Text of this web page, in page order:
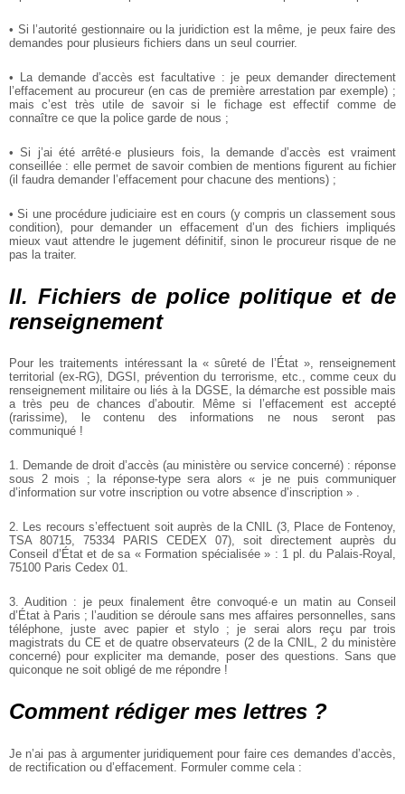
• Si l’autorité gestionnaire ou la juridiction est la même, je peux faire des
demandes pour plusieurs fichiers dans un seul courrier.
• La demande d’accès est facultative : je peux demander directement
l’effacement au procureur (en cas de première arrestation par exemple) ;
mais c’est très utile de savoir si le fichage est effectif comme de
connaître ce que la police garde de nous ;
• Si j’ai été arrêté·e plusieurs fois, la demande d’accès est vraiment
conseillée : elle permet de savoir combien de mentions figurent au fichier
(il faudra demander l’effacement pour chacune des mentions) ;
• Si une procédure judiciaire est en cours (y compris un classement sous
condition), pour demander un effacement d’un des fichiers impliqués
mieux vaut attendre le jugement définitif, sinon le procureur risque de ne
pas la traiter.
II. Fichiers de police politique et de
renseignement
Pour les traitements intéressant la « sûreté de l’État », renseignement
territorial (ex-RG), DGSI, prévention du terrorisme, etc., comme ceux du
renseignement militaire ou liés à la DGSE, la démarche est possible mais
a très peu de chances d’aboutir. Même si l’effacement est accepté
(rarissime), le contenu des informations ne nous seront pas
communiqué !
1. Demande de droit d’accès (au ministère ou service concerné) : réponse
sous 2 mois ; la réponse-type sera alors « je ne puis communiquer
d’information sur votre inscription ou votre absence d’inscription » .
2. Les recours s’effectuent soit auprès de la CNIL (3, Place de Fontenoy,
TSA 80715, 75334 PARIS CEDEX 07), soit directement auprès du
Conseil d’État et de sa « Formation spécialisée » : 1 pl. du Palais-Royal,
75100 Paris Cedex 01.
3. Audition : je peux finalement être convoqué·e un matin au Conseil
d’État à Paris ; l’audition se déroule sans mes affaires personnelles, sans
téléphone, juste avec papier et stylo ; je serai alors reçu par trois
magistrats du CE et de quatre observateurs (2 de la CNIL, 2 du ministère
concerné) pour expliciter ma demande, poser des questions. Sans que
quiconque ne soit obligé de me répondre !
Comment rédiger mes lettres ?
Je n’ai pas à argumenter juridiquement pour faire ces demandes d’accès,
de rectification ou d’effacement. Formuler comme cela :